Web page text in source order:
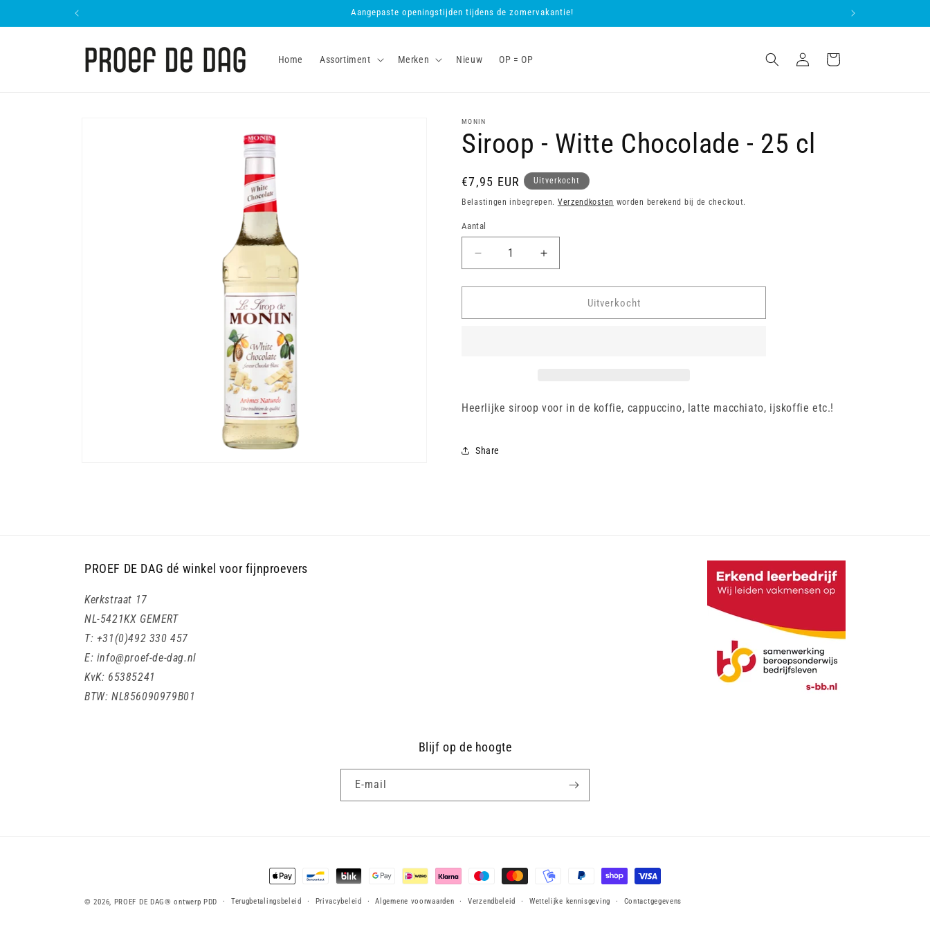
content
Aangepaste openingstijden tijdens de zomervakantie!
Home Assortiment Merken Nieuw OP = OP InloggenWinkelwagen
MONIN
Siroop - Witte Chocolade - 25 cl
Normale
prijs
€7,95 EUR Uitverkocht
Belastingen inbegrepen. Verzendkosten worden berekend bij de checkout.
Aantal
Aantal
verlagen
voor
-
Aantal
verhogen
voor
-
Uitverkocht
Heerlijke siroop voor in de koffie, cappuccino, latte macchiato, ijskoffie etc.!
Share
PROEF DE DAG dé winkel voor fijnproevers
Kerkstraat 17
NL-5421KX GEMERT
T: +31(0)492 330 457
E: info@proef-de-dag.nl
KvK: 65385241
BTW: NL856090979B01
Blijf op de hoogte
E‑mail
Betaalmethoden
© 2026, PROEF DE DAG® ontwerp PDD Terugbetalingsbeleid Privacybeleid Algemene voorwaarden Verzendbeleid Wettelijke kennisgeving Contactgegevens